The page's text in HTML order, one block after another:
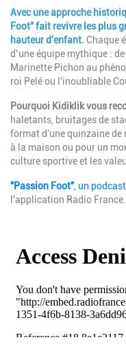
Description
Avec une approche
Foot" fait revivre les plus
hauteur d'enfant. Chaque
d’une équipe mythique :
Marinette Pichon au
roi Pelé ou l'inoubliable
Pourquoi Kidiklik vous
haletants, bruitages de
format d'une quinzaine de
à la maison ou pour un
culture sportive et les
"Passion Foot" , un
l'application Radio France.